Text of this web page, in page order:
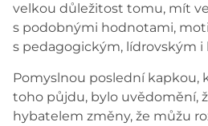
velkou důležitost tomu, mít
s podobnými hodnotami,
s pedagogickým, lídrovským
Pomyslnou poslední kapkou,
toho půjdu, bylo uvědomění,
hybatelem změny, že můžu